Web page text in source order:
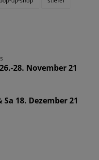
28. November 21
18. Dezember 21